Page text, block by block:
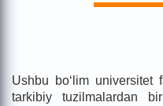
Ushbu bo‘lim universitet
tarkibiy tuzilmalardan